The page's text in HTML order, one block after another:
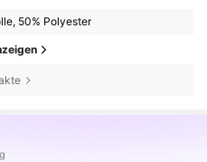
50% Polyester